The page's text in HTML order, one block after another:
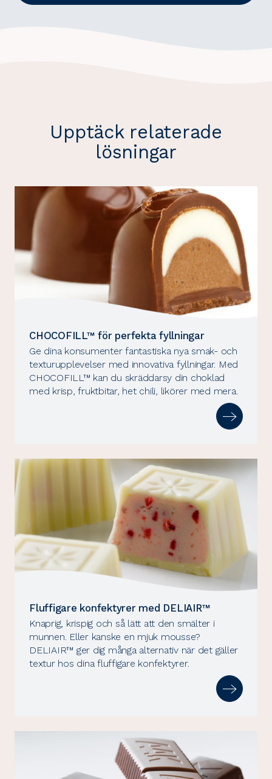
Upptäck relaterade
lösningar
CHOCOFILL™ för perfekta fyllningar
Ge dina konsumenter fantastiska nya smak- och
texturupplevelser med innovativa fyllningar. Med
CHOCOFILL™ kan du skräddarsy din choklad
med krisp, fruktbitar, het chili, likörer med mera.
Fluffigare konfektyrer med DELIAIR™
Knaprig, krispig och så lätt att den smälter i
munnen. Eller kanske en mjuk mousse?
DELIAIR™ ger dig många alternativ när det gäller
textur hos dina fluffigare konfektyrer.